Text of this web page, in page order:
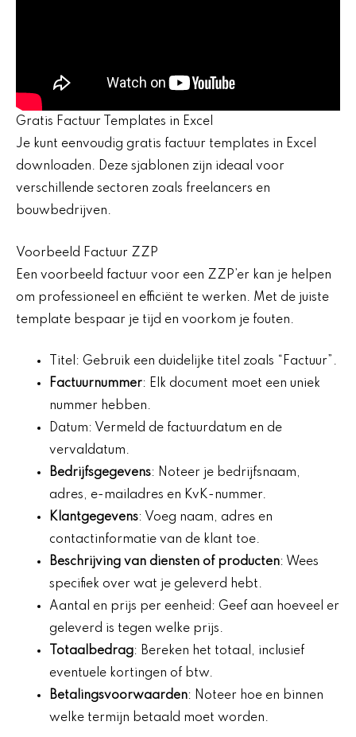
Gratis Factuur Templates in Excel
Je kunt eenvoudig gratis factuur templates in Excel
downloaden. Deze sjablonen zijn ideaal voor
verschillende sectoren zoals freelancers en
bouwbedrijven.
Voorbeeld Factuur ZZP
Een voorbeeld factuur voor een ZZP’er kan je helpen
om professioneel en efficiënt te werken. Met de juiste
template bespaar je tijd en voorkom je fouten.
Titel: Gebruik een duidelijke titel zoals “Factuur”.
Factuurnummer: Elk document moet een uniek
nummer hebben.
Datum: Vermeld de factuurdatum en de
vervaldatum.
Bedrijfsgegevens: Noteer je bedrijfsnaam,
adres, e-mailadres en KvK-nummer.
Klantgegevens: Voeg naam, adres en
contactinformatie van de klant toe.
Beschrijving van diensten of producten: Wees
specifiek over wat je geleverd hebt.
Aantal en prijs per eenheid: Geef aan hoeveel er
geleverd is tegen welke prijs.
Totaalbedrag: Bereken het totaal, inclusief
eventuele kortingen of btw.
Betalingsvoorwaarden: Noteer hoe en binnen
welke termijn betaald moet worden.